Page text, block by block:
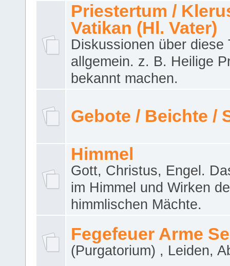
Priestertum /
Vatikan (Hl. Vater)
Diskussionen über diese
allgemein. z. B. Heilige
bekannt machen.
Gebote / Beichte /
Himmel
Gott, Christus, Engel.
im Himmel und Wirken
himmlischen Mächte.
Fegefeuer Arme
(Purgatorium) , Leiden,